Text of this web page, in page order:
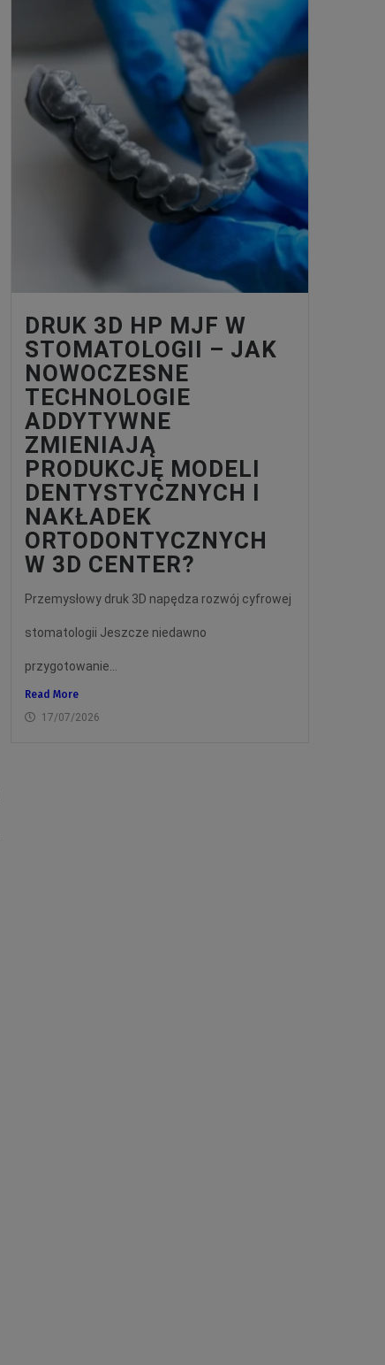
DRUK 3D HP MJF W
STOMATOLOGII – JAK
NOWOCZESNE
TECHNOLOGIE
ADDYTYWNE
ZMIENIAJĄ
PRODUKCJĘ MODELI
DENTYSTYCZNYCH I
NAKŁADEK
ORTODONTYCZNYCH
W 3D CENTER?
Przemysłowy druk 3D napędza rozwój cyfrowej
stomatologii Jeszcze niedawno
przygotowanie...
Read More
17/07/2026